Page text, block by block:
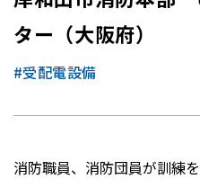
ター（大阪府）
#受配電設備
消防職員、消防団員が訓練